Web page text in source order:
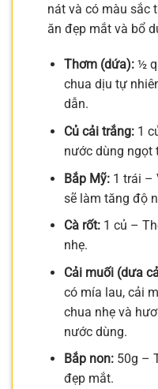
nát và có màu sắc
ăn đẹp mắt và bổ
Thơm (dứa):½
chua dịu tự
dẫn.
Củ cải trắng:1
nước dùng ngọt
Bắp Mỹ:1 trái –
sẽ làm tăng độ
Cà rốt:1 củ –
nhẹ.
Cải muối (dưa
có mía lau, cải
chua nhẹ và
nước dùng.
Bắp non:50g –
đẹp mắt.